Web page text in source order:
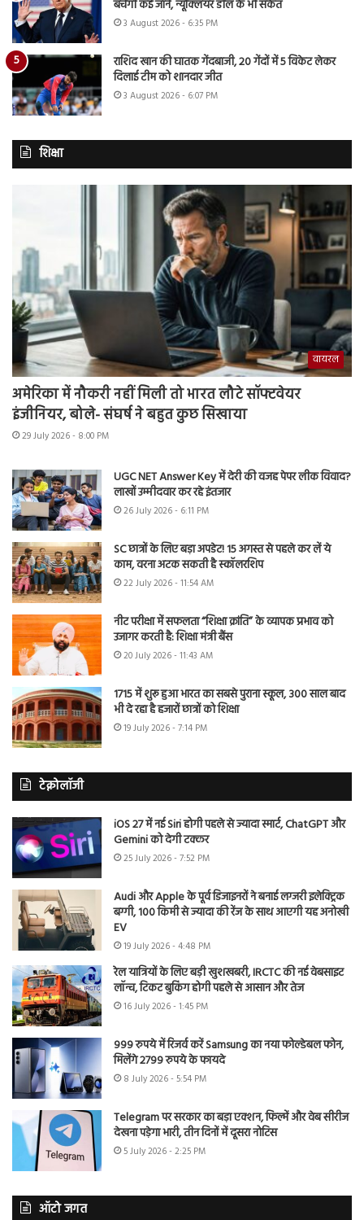
बचेंगी कई जानें, न्यूक्लियर डील के भी संकेत
3 August 2026 - 6:35 PM
राशिद खान की घातक गेंदबाजी, 20 गेंदों में 5 विकेट लेकर
दिलाई टीम को शानदार जीत
3 August 2026 - 6:07 PM
शिक्षा
वायरल
अमेरिका में नौकरी नहीं मिली तो भारत लौटे सॉफ्टवेयर
इंजीनियर, बोले- संघर्ष ने बहुत कुछ सिखाया
29 July 2026 - 8:00 PM
UGC NET Answer Key में देरी की वजह पेपर लीक विवाद?
लाखों उम्मीदवार कर रहे इंतजार
26 July 2026 - 6:11 PM
SC छात्रों के लिए बड़ा अपडेट! 15 अगस्त से पहले कर लें ये
काम, वरना अटक सकती है स्कॉलरशिप
22 July 2026 - 11:54 AM
नीट परीक्षा में सफलता “शिक्षा क्रांति” के व्यापक प्रभाव को
उजागर करती है: शिक्षा मंत्री बैंस
20 July 2026 - 11:43 AM
1715 में शुरू हुआ भारत का सबसे पुराना स्कूल, 300 साल बाद
भी दे रहा है हजारों छात्रों को शिक्षा
19 July 2026 - 7:14 PM
टेक्नोलॉजी
iOS 27 में नई Siri होगी पहले से ज्यादा स्मार्ट, ChatGPT और
Gemini को देगी टक्कर
25 July 2026 - 7:52 PM
Audi और Apple के पूर्व डिजाइनरों ने बनाई लग्जरी इलेक्ट्रिक
बग्गी, 100 किमी से ज्यादा की रेंज के साथ आएगी यह अनोखी
EV
19 July 2026 - 4:48 PM
रेल यात्रियों के लिए बड़ी खुशखबरी, IRCTC की नई वेबसाइट
लॉन्च, टिकट बुकिंग होगी पहले से आसान और तेज
16 July 2026 - 1:45 PM
999 रुपये में रिजर्व करें Samsung का नया फोल्डेबल फोन,
मिलेंगे 2799 रुपये के फायदे
8 July 2026 - 5:54 PM
Telegram पर सरकार का बड़ा एक्शन, फिल्में और वेब सीरीज
देखना पड़ेगा भारी, तीन दिनों में दूसरा नोटिस
5 July 2026 - 2:25 PM
ऑटो जगत